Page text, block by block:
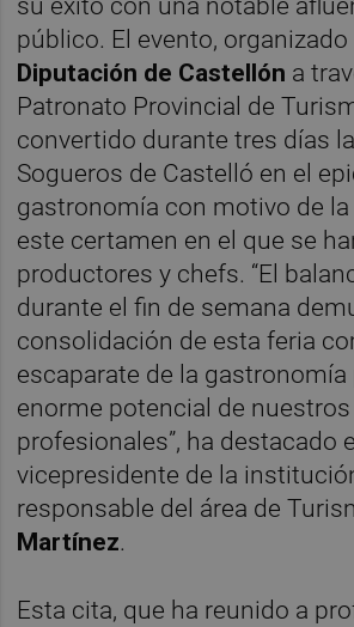
su éxito con una notable
público. El evento, organizado
Diputación de Castellón a
Patronato Provincial de
convertido durante tres días
Sogueros de Castelló en el
gastronomía con motivo de
este certamen en el que se
productores y chefs. “El
durante el fin de semana
consolidación de esta feria
escaparate de la gastronomía
enorme potencial de
profesionales”, ha destacado el
vicepresidente de la
responsable del área de
Martínez.
Esta cita, que ha reunido a